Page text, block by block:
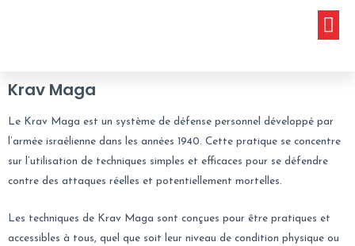
Krav Maga
Le Krav Maga est un système de défense personnel développé par
l’armée israélienne dans les années 1940. Cette pratique se concentre
sur l’utilisation de techniques simples et efficaces pour se défendre
contre des attaques réelles et potentiellement mortelles.
Les techniques de Krav Maga sont conçues pour être pratiques et
accessibles à tous, quel que soit leur niveau de condition physique ou